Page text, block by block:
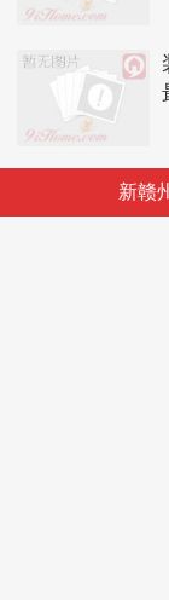
新赣